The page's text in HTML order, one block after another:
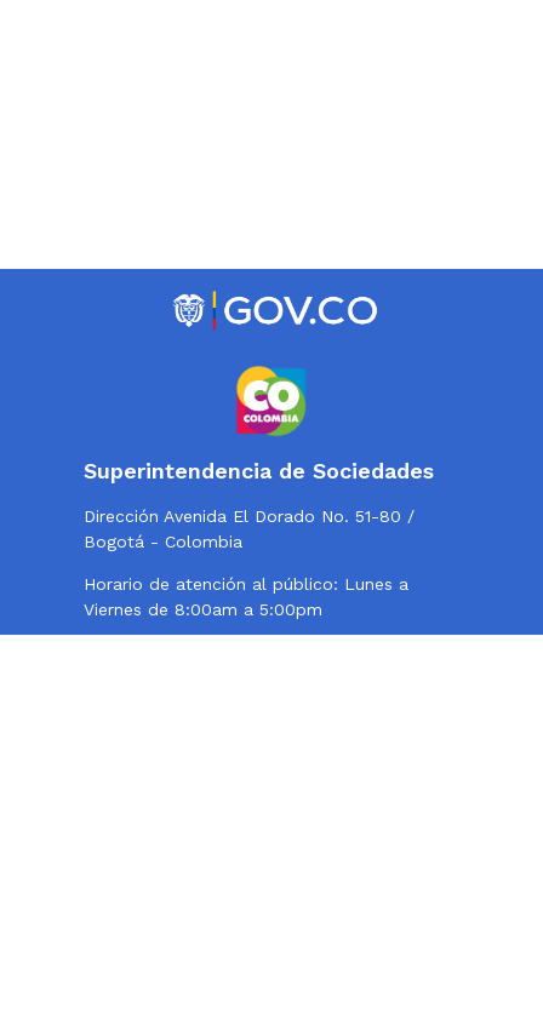
Superintendencia de Sociedades
Dirección Avenida El Dorado No. 51-80 /
Bogotá - Colombia
Horario de atención al público: Lunes a
Viernes de 8:00am a 5:00pm